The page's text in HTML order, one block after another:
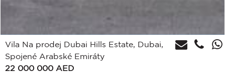
Vila Na prodej Dubai Hills Estate, Dubai,
Spojené Arabské Emiráty
22 000 000 AED